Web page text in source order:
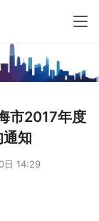
市2017年度
知
日 14:29